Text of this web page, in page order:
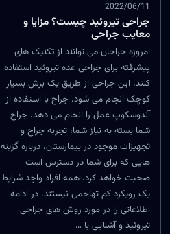
2022/06/11
جراحی تیروئید چیست؟ مزایا و
معایب جراحی
امروزه جراحان می توانند از تکنیک های
پیشرفته برای جراحی غده تیروئید استفاده
کنند. این جراحی از طریق یک برش بسیار
کوچک انجام می شود. جراح با استفاده از
آندوسکوپ عمل را انجام می دهد. جراح
شما بسته به نیاز شما، تجربه جراح و
تجهیزات موجود در بیمارستان، درباره گزینه
هایی که برای شما در دسترس است
صحبت خواهد کرد. همه افراد واجد شرایط
یک رویکرد کم تهاجمی نیستند. در ادامه
اطلاعاتی را در مورد روش های جراحی
تیروئید و آشنایی با …